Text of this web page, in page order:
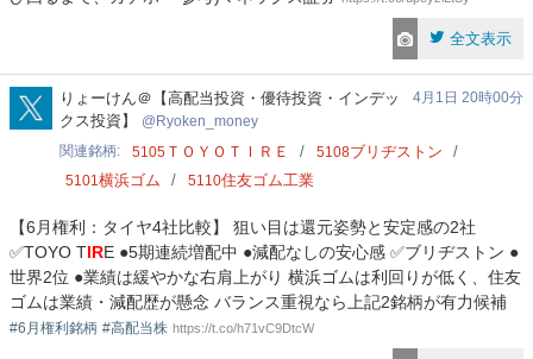
全文表示
Ryoken_money
りょーけん＠【高配当投資・優待投資・インデッ
クス投資】
Ryoken_money
4月1日 20時00分
関連銘柄 5105 ＴＯＹＯＴＩＲＥ 5108ブリヂストン
5101横浜ゴム 5110住友ゴム工業
【6月権利：タイヤ4社比較】 狙い目は還元姿勢と安定感の2社
✅TOYO TIRE ●5期連続増配中 ●減配なしの安心感 ✅ブリヂストン ●
世界2位 ●業績は緩やかな右肩上がり 横浜ゴムは利回りが低く、住友
ゴムは業績・減配歴が懸念 バランス重視なら上記2銘柄が有力候補
#6月権利銘柄 #高配当株 https://t.co/h71vC9DtcW